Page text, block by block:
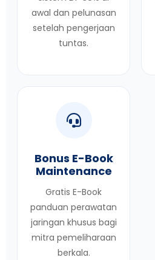
awal dan pelunasan
setelah pengerjaan
tuntas.
Bonus E-Book
Maintenance
Gratis E-Book
panduan perawatan
jaringan khusus bagi
mitra pemeliharaan
berkala.